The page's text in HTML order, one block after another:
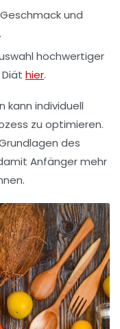
und
hochwertiger
hier.
kann individuell
zu optimieren.
des
Anfänger mehr